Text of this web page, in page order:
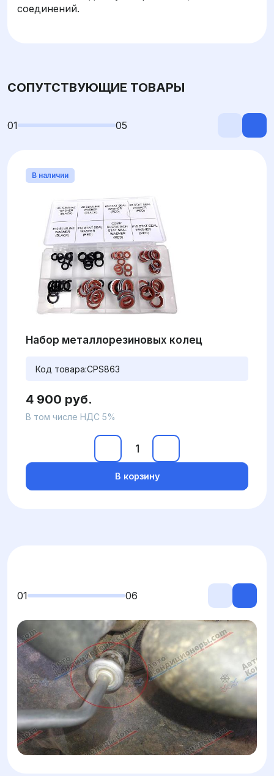
соединений.
СОПУТСТВУЮЩИЕ ТОВАРЫ
01 05
В наличии
Набор металлорезиновых колец
Код товара:CPS863
4 900 руб.
В том числе НДС 5%
В корзину
01 06